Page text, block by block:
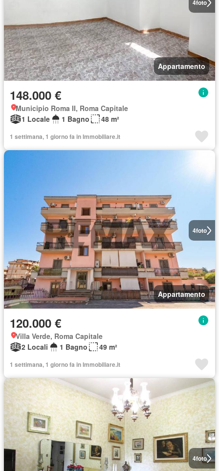
4foto
Appartamento
148.000 €
Municipio Roma II, Roma Capitale
1 Locale
1 Bagno 48 m²
1 settimana, 1 giorno fa in Immobiliare.it
4foto
Appartamento
120.000 €
Villa Verde, Roma Capitale
2 Locali
1 Bagno 49 m²
1 settimana, 1 giorno fa in Immobiliare.it
4foto